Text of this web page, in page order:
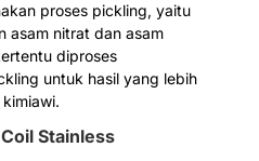
proses pickling, yaitu
asam nitrat dan asam
diproses
untuk hasil yang lebih
Stainless